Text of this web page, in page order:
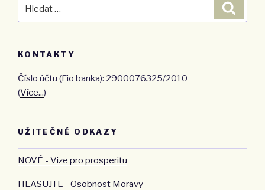
KONTAKTY
Číslo účtu (Fio banka): 2900076325/2010
(Více...)
UŽITEČNÉ ODKAZY
NOVÉ - Vize pro prosperitu
HLASUJTE - Osobnost Moravy